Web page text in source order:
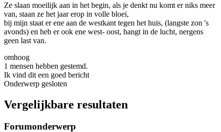
Ze slaan moeilijk aan in het begin, als je denkt nu komt er niks meer
van, staan ze het jaar erop in volle bloei,
bij mijn staat er ene aan de westkant tegen het huis, (langste zon 's
avonds) en heb er ook ene west- oost, hangt in de lucht, nergens
geen last van.
omhoog
1 mensen hebben gestemd.
Ik vind dit een goed bericht
Onderwerp gesloten
Vergelijkbare resultaten
Forumonderwerp